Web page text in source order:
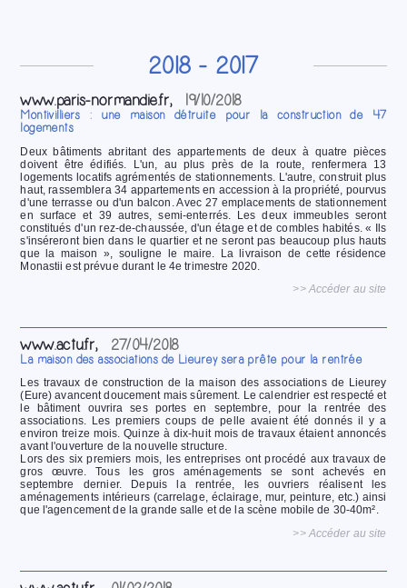
2018 - 2017
www.paris-normandie.fr, 19/10/2018
Montivilliers : une maison détruite pour la construction de 47
logements
Deux bâtiments abritant des appartements de deux à quatre pièces
doivent être édifiés. L'un, au plus près de la route, renfermera 13
logements locatifs agrémentés de stationnements. L'autre, construit plus
haut, rassemblera 34 appartements en accession à la propriété, pourvus
d'une terrasse ou d'un balcon. Avec 27 emplacements de stationnement
en surface et 39 autres, semi-enterrés. Les deux immeubles seront
constitués d'un rez-de-chaussée, d'un étage et de combles habités. « Ils
s'inséreront bien dans le quartier et ne seront pas beaucoup plus hauts
que la maison », souligne le maire. La livraison de cette résidence
Monastii est prévue durant le 4e trimestre 2020.
>> Accéder au site
www.actu.fr, 27/04/2018
La maison des associations de Lieurey sera prête pour la rentrée
Les travaux de construction de la maison des associations de Lieurey
(Eure) avancent doucement mais sûrement. Le calendrier est respecté et
le bâtiment ouvrira ses portes en septembre, pour la rentrée des
associations. Les premiers coups de pelle avaient été donnés il y a
environ treize mois. Quinze à dix-huit mois de travaux étaient annoncés
avant l'ouverture de la nouvelle structure.
Lors des six premiers mois, les entreprises ont procédé aux travaux de
gros œuvre. Tous les gros aménagements se sont achevés en
septembre dernier. Depuis la rentrée, les ouvriers réalisent les
aménagements intérieurs (carrelage, éclairage, mur, peinture, etc.) ainsi
que l'agencement de la grande salle et de la scène mobile de 30-40m².
>> Accéder au site